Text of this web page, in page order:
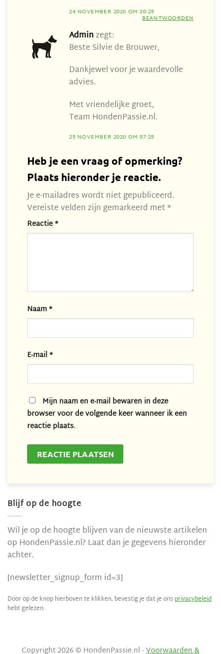
24 NOVEMBER 2020 OM 20:25
BEANTWOORDEN
Adminzegt:
Beste Silvie de Brouwer,
Dankjewel voor je waardevolle
advies.
Met vriendelijke groet,
Team HondenPassie.nl.
25 NOVEMBER 2020 OM 07:25
Heb je een vraag of opmerking?
Plaats hieronder je reactie.
Je e-mailadres wordt niet gepubliceerd.
Vereiste velden zijn gemarkeerd met*
Reactie*
Naam*
E-mail*
Mijn naam en e-mail bewaren in deze
browser voor de volgende keer wanneer ik een
reactie plaats.
Blijf op de hoogte
Wil je op de hoogte blijven van de nieuwste artikelen
op HondenPassie.nl? Laat dan je gegevens hieronder
achter.
[newsletter_signup_form id=3]
Door op de knop hierboven te klikken, bevestig je dat je onsprivacybeleid
hebt gelezen.
Copyright 2026 © HondenPassie.nl -Voorwaarden &